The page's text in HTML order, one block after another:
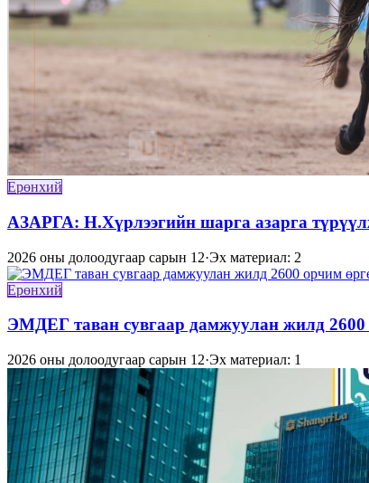
Ерөнхий
АЗАРГА: Н.Хүрлээгийн шарга азарга
2026 оны долоодугаар сарын 12·Эх материал: 2
Ерөнхий
ЭМДЕГ таван сувгаар дамжуулан жилд
2026 оны долоодугаар сарын 12·Эх материал: 1